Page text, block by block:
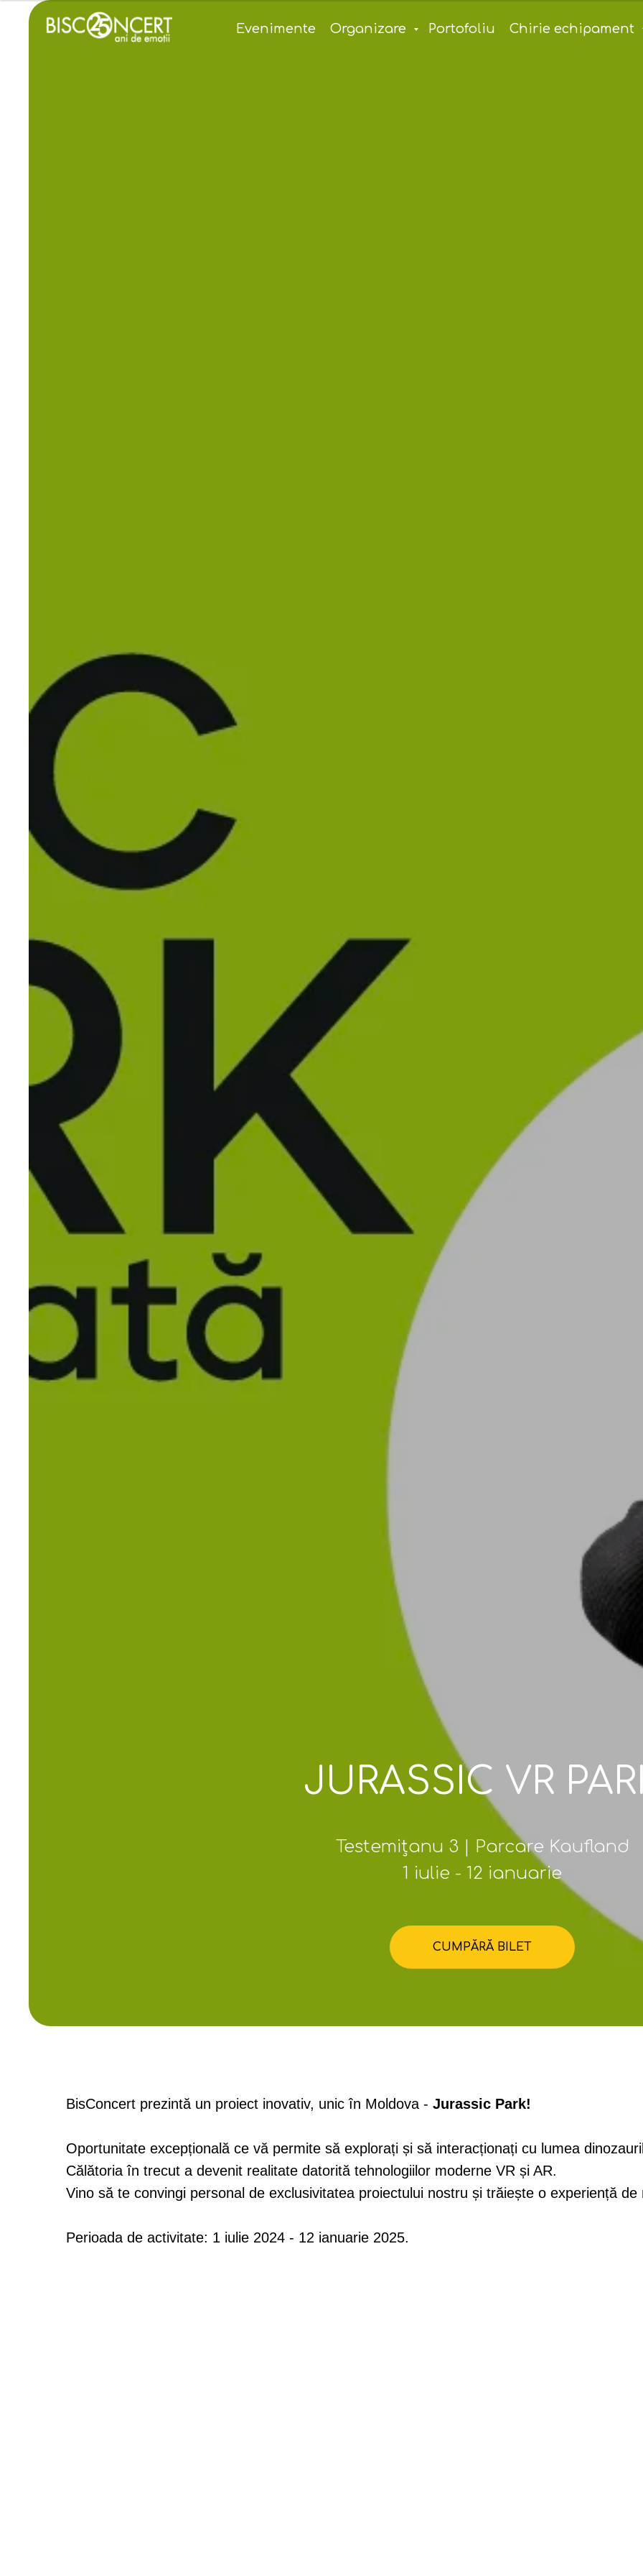
Evenimente Organizare Portofoliu Chirie echipament
JURASSIC VR
Testemițanu 3 | Parcare Kaufland
1 iulie - 12 ianuarie
CUMPĂRĂ BILET
BisConcert prezintă un proiect inovativ, unic în Moldova - Jurassic Park!
Oportunitate excepțională ce vă permite să explorați și să interacționați cu lumea
Călătoria în trecut a devenit realitate datorită tehnologiilor moderne VR și AR.
Vino să te convingi personal de exclusivitatea proiectului nostru și trăiește o experiență de
Perioada de activitate: 1 iulie 2024 - 12 ianuarie 2025.